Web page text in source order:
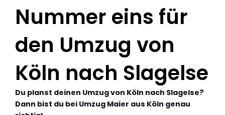
Nummer eins für
den Umzug von
Köln nach Slagelse
Du planst deinen Umzug von Köln nach Slagelse?
Dann bist du bei Umzug Maier aus Köln genau